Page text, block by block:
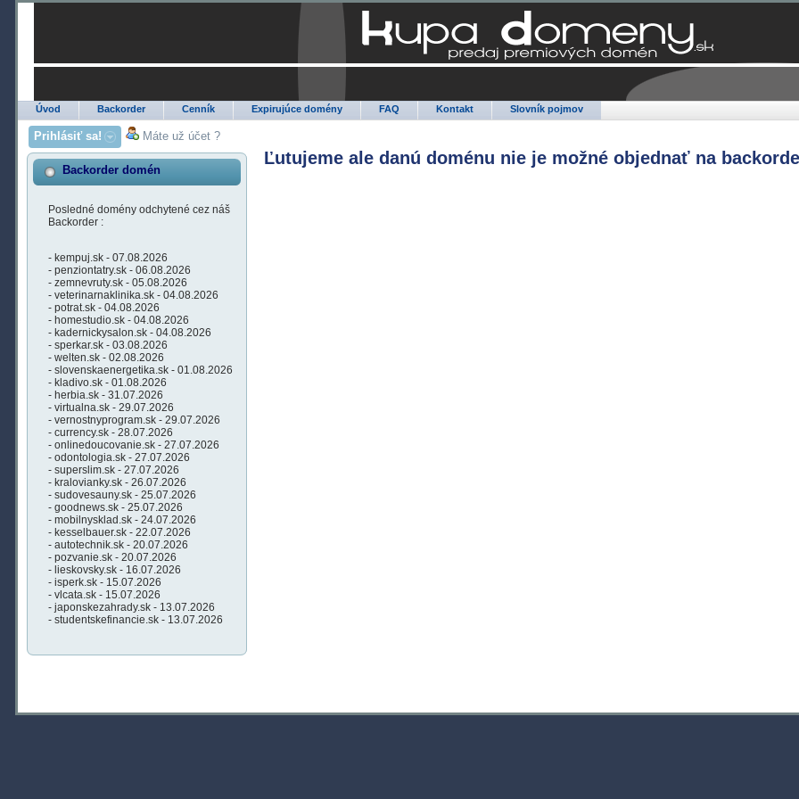
Úvod Backorder Cenník Expirujúce domény FAQ Kontakt Slovník pojmov
Prihlásiť sa! Máte už účet ?
Backorder domén
Posledné domény odchytené cez náš
Backorder :
- kempuj.sk - 07.08.2026
- penziontatry.sk - 06.08.2026
- zemnevruty.sk - 05.08.2026
- veterinarnaklinika.sk - 04.08.2026
- potrat.sk - 04.08.2026
- homestudio.sk - 04.08.2026
- kadernickysalon.sk - 04.08.2026
- sperkar.sk - 03.08.2026
- welten.sk - 02.08.2026
- slovenskaenergetika.sk - 01.08.2026
- kladivo.sk - 01.08.2026
- herbia.sk - 31.07.2026
- virtualna.sk - 29.07.2026
- vernostnyprogram.sk - 29.07.2026
- currency.sk - 28.07.2026
- onlinedoucovanie.sk - 27.07.2026
- odontologia.sk - 27.07.2026
- superslim.sk - 27.07.2026
- kralovianky.sk - 26.07.2026
- sudovesauny.sk - 25.07.2026
- goodnews.sk - 25.07.2026
- mobilnysklad.sk - 24.07.2026
- kesselbauer.sk - 22.07.2026
- autotechnik.sk - 20.07.2026
- pozvanie.sk - 20.07.2026
- lieskovsky.sk - 16.07.2026
- isperk.sk - 15.07.2026
- vlcata.sk - 15.07.2026
- japonskezahrady.sk - 13.07.2026
- studentskefinancie.sk - 13.07.2026
Ľutujeme ale danú doménu nie je možné objednať na